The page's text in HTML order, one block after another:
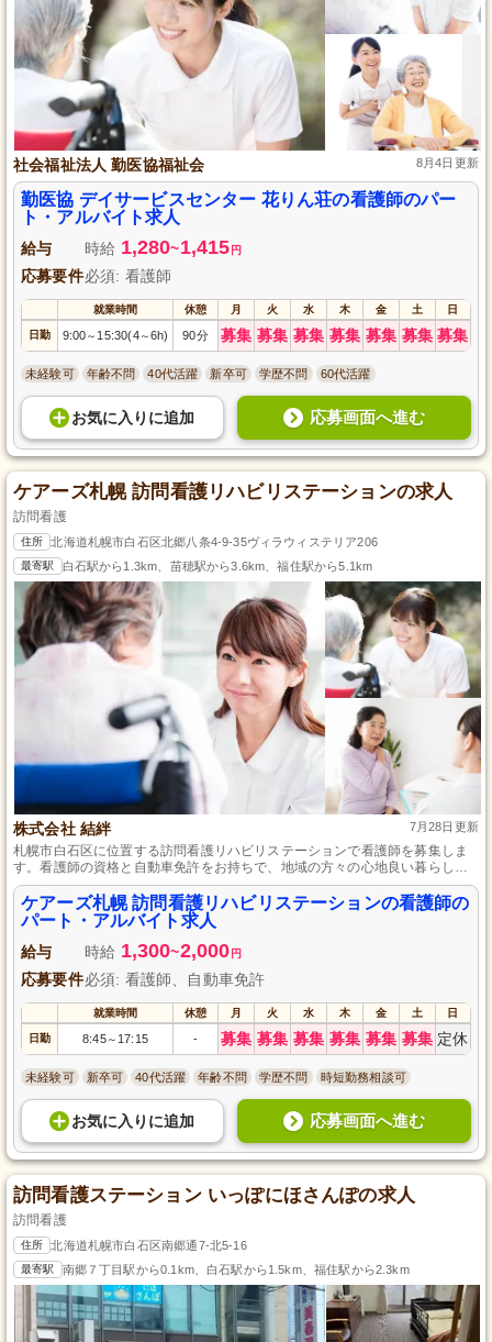
社会福祉法人 勤医協福祉会 8月4日更新
勤医協 デイサービスセンター 花りん荘の看護師のパー
ト・アルバイト求人
給与 時給 1,280~1,415 円
応募要件必須: 看護師
就業時間 休憩 月 火 水 木 金 土 日
日勤 9:00～ 15:30(4～6h) 90分 募集 募集 募集 募集 募集 募集 募集
未経験可 年齢不問 40代活躍 新卒可 学歴不問 60代活躍
お気に入り に追加 応募画面へ進む
ケアーズ札幌 訪問看護リハビリステーションの求人
訪問看護
住所 北海道札幌市白石区北郷八条4-9-35ヴィラウィステリア206
最寄駅 白石駅から1.3km、苗穂駅から3.6km、福住駅から5.1km
株式会社 結絆 7月28日更新
札幌市白石区に位置する訪問看護リハビリステーションで看護師を募集しま
す。看護師の資格と自動車免許をお持ちで、地域の方々の心地良い暮らしを
支えたい方に最適な職場です。土日祝日はしっかり休めるためプライベート
も大切にでき、勤務日数や時間についても柔軟に相談可能です。経験がない
方も安心のサポート体制で、働きやすさと充実感を感じられる環境をご用意
しています。
ケアーズ札幌 訪問看護リハビリステーションの看護師の
パート・アルバイト求人
給与 時給 1,300~2,000 円
応募要件必須: 看護師、自動車免許
就業時間 休憩 月 火 水 木 金 土 日
日勤 8:45～ 17:15 - 募集 募集 募集 募集 募集 募集 定休
未経験可 新卒可 40代活躍 年齢不問 学歴不問 時短勤務相談可
お気に入り に追加 応募画面へ進む
訪問看護ステーション いっぽにほさんぽの求人
訪問看護
住所 北海道札幌市白石区南郷通7-北5-16
最寄駅 南郷７丁目駅から0.1km、白石駅から1.5km、福住駅から2.3km